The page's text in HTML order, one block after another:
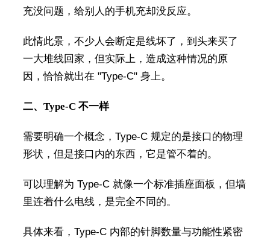
充没问题，给别人的手机充却没反应。
此情此景，不少人会断定是线坏了，到头来买了
一大堆线回家，但实际上，造成这种情况的原
因，恰恰就出在 "Type-C" 身上。
二、Type-C 不一样
需要明确一个概念，Type-C 规定的是接口的物理
形状，但是接口内的东西，它是管不着的。
可以理解为 Type-C 就像一个标准插座面板，但墙
里连着什么电线，是完全不同的。
具体来看，Type-C 内部的针脚数量与功能性紧密